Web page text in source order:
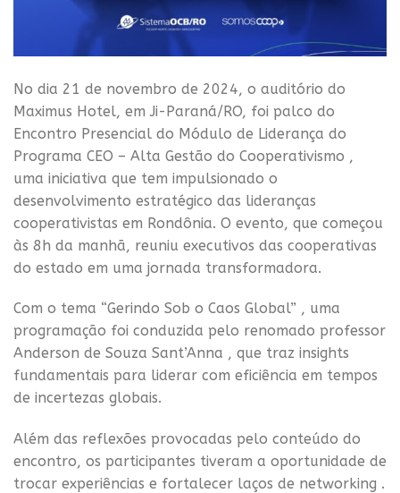
No dia 21 de novembro de 2024, o auditório do
Maximus Hotel, em Ji-Paraná/RO, foi palco do
Encontro Presencial do Módulo de Liderança do
Programa CEO – Alta Gestão do Cooperativismo ,
uma iniciativa que tem impulsionado o
desenvolvimento estratégico das lideranças
cooperativistas em Rondônia. O evento, que começou
às 8h da manhã, reuniu executivos das cooperativas
do estado em uma jornada transformadora.
Com o tema “Gerindo Sob o Caos Global” , uma
programação foi conduzida pelo renomado professor
Anderson de Souza Sant’Anna , que traz insights
fundamentais para liderar com eficiência em tempos
de incertezas globais.
Além das reflexões provocadas pelo conteúdo do
encontro, os participantes tiveram a oportunidade de
trocar experiências e fortalecer laços de networking .